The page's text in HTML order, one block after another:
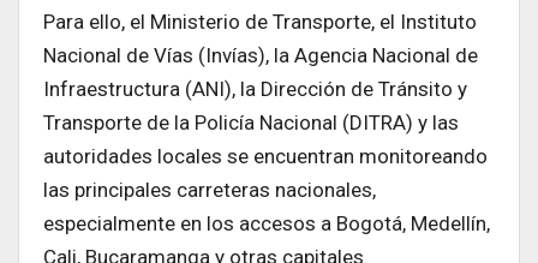
Para ello, el Ministerio de Transporte, el Instituto
Nacional de Vías (Invías), la Agencia Nacional de
Infraestructura (ANI), la Dirección de Tránsito y
Transporte de la Policía Nacional (DITRA) y las
autoridades locales se encuentran monitoreando
las principales carreteras nacionales,
especialmente en los accesos a Bogotá, Medellín,
Cali, Bucaramanga y otras capitales.